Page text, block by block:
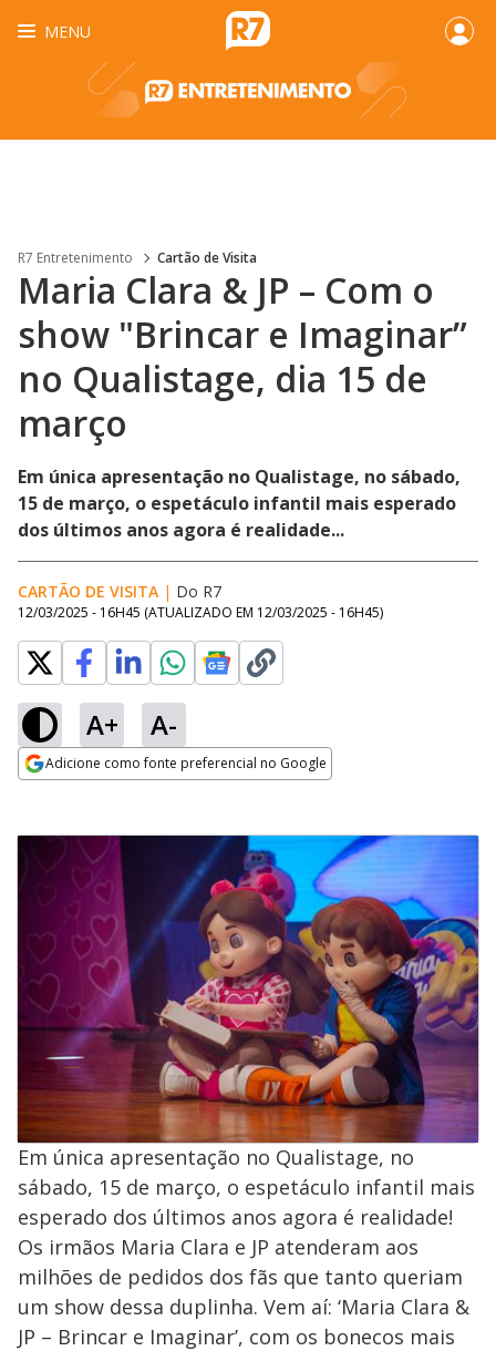
MENU
R7 Entretenimento Cartão de Visita
Maria Clara & JP – Com o
show "Brincar e Imaginar”
no Qualistage, dia 15 de
março
Em única apresentação no Qualistage, no sábado,
15 de março, o espetáculo infantil mais esperado
dos últimos anos agora é realidade...
CARTÃO DE VISITA | Do R7
12/03/2025 - 16H45 (ATUALIZADO EM 12/03/2025 - 16H45)
A+ A-
Adicione como fonte preferencial no Google
Em única apresentação no Qualistage, no
sábado, 15 de março, o espetáculo infantil mais
esperado dos últimos anos agora é realidade!
Os irmãos Maria Clara e JP atenderam aos
milhões de pedidos dos fãs que tanto queriam
um show dessa duplinha. Vem aí: ‘Maria Clara &
JP – Brincar e Imaginar’, com os bonecos mais